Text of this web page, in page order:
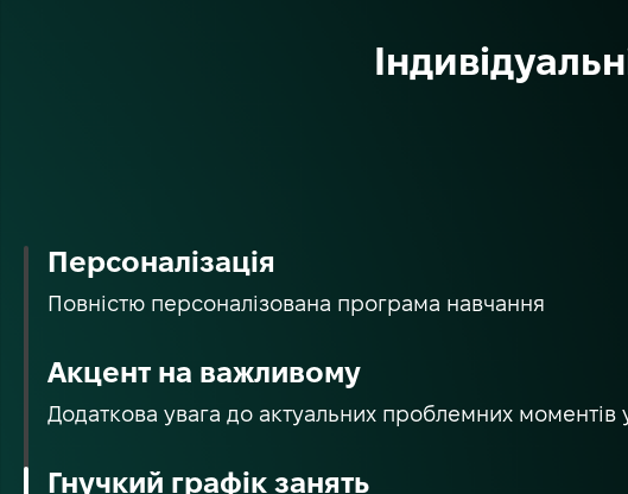
Персоналізація
Повністю персоналізована програма навчання
Акцент на важливому
Додаткова увага до актуальних проблемних моментів
Гнучкий графік занять